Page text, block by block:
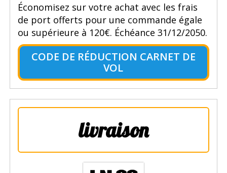
Économisez sur votre achat avec les frais
de port offerts pour une commande égale
ou supérieure à 120€. Échéance 31/12/2050.
CODE DE RÉDUCTION CARNET DE
VOL
livraison